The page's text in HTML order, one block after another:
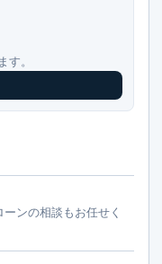
す。
ンの相談もお任せく